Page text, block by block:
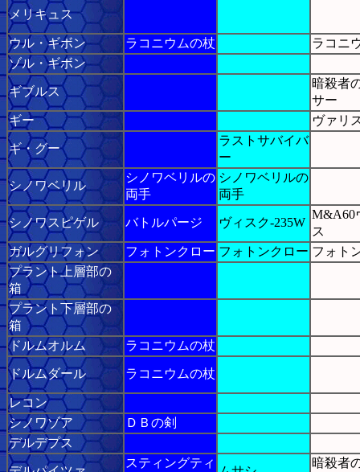
メリキュス
ウル・ギボン ラコニウムの杖
ラコニ
ゾル・ギボン
ギブルス
暗殺者
サー
ギー
ヴァリ
ギ・グー
ラストサバイバ
ー
シノワベリル
シノワベリルの
両手
シノワベリルの
両手
シノワスピゲル バトルパージ ヴィスク-235W
M&A60
ス
ガルグリフォン
フォトンクロー フォトンクロー フォト
プラント上層部の
箱
プラント下層部の
箱
ドルムオルム
ラコニウムの杖
ドルムダール ラコニウムの杖
レコン
シノワゾア
ＤＢの剣
デルデプス
スティングティ
暗殺者